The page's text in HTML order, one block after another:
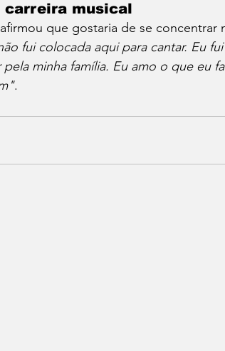
carreira musical
que gostaria de se concentrar
fui colocada aqui para cantar. Eu fui
minha família. Eu amo o que eu
.